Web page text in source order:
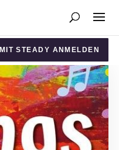
MIT STEADY ANMELDEN